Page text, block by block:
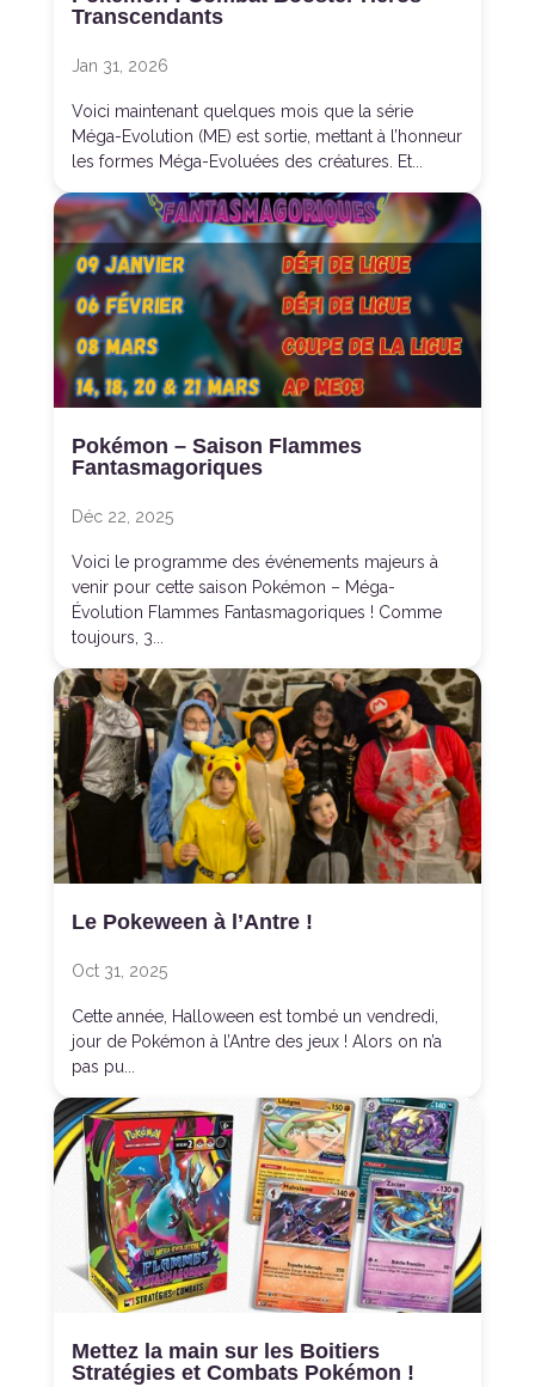
Transcendants
Jan 31, 2026
Voici maintenant quelques mois que la série
Méga-Evolution (ME) est sortie, mettant à l’honneur
les formes Méga-Evoluées des créatures. Et...
Pokémon – Saison Flammes
Fantasmagoriques
Déc 22, 2025
Voici le programme des événements majeurs à
venir pour cette saison Pokémon – Méga-
Évolution Flammes Fantasmagoriques ! Comme
toujours, 3...
Le Pokeween à l’Antre !
Oct 31, 2025
Cette année, Halloween est tombé un vendredi,
jour de Pokémon à l’Antre des jeux ! Alors on n’a
pas pu...
Mettez la main sur les Boitiers
Stratégies et Combats Pokémon !